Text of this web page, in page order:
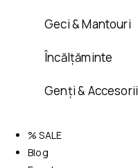
Geci & Mantouri
Încălțăminte
Genți & Accesorii
% SALE
Blog